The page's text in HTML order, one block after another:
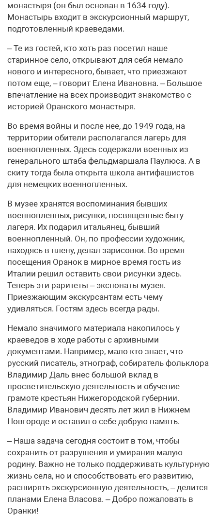
монастыря (он был основан в 1634 году).
Монастырь входит в экскурсионный маршрут,
подготовленный краеведами.
– Те из гостей, кто хоть раз посетил наше
старинное село, открывают для себя немало
нового и интересного, бывает, что приезжают
потом еще, – говорит Елена Ивановна. – Большое
впечатление на всех производит знакомство с
историей Оранского монастыря.
Во время войны и после нее, до 1949 года, на
территории обители располагался лагерь для
военнопленных. Здесь содержали военных из
генерального штаба фельдмаршала Паулюса. А в
скиту тогда была открыта школа антифашистов
для немецких военнопленных.
В музее хранятся воспоминания бывших
военнопленных, рисунки, посвященные быту
лагеря. Их подарил итальянец, бывший
военнопленный. Он, по профессии художник,
находясь в плену, делал зарисовки. Во время
посещения Оранок в мирное время гость из
Италии решил оставить свои рисунки здесь.
Теперь эти раритеты – экспонаты музея.
Приезжающим экскурсантам есть чему
удивляться. Гостям здесь всегда рады.
Немало значимого материала накопилось у
краеведов в ходе работы с архивными
документами. Например, мало кто знает, что
русский писатель, этнограф, собиратель фольклора
Владимир Даль внес большой вклад в
просветительскую деятельность и обучение
грамоте крестьян Нижегородской губернии.
Владимир Иванович десять лет жил в Нижнем
Новгороде и оставил о себе добрую память.
– Наша задача сегодня состоит в том, чтобы
сохранить от разрушения и умирания малую
родину. Важно не только поддерживать культурную
жизнь села, но и способствовать его развитию,
расширять экскурсионную деятельность, – делится
планами Елена Власова. – Добро пожаловать в
Оранки!